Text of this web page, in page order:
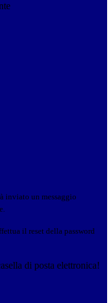
inviato un messaggio
il reset della password
di posta elettronica!